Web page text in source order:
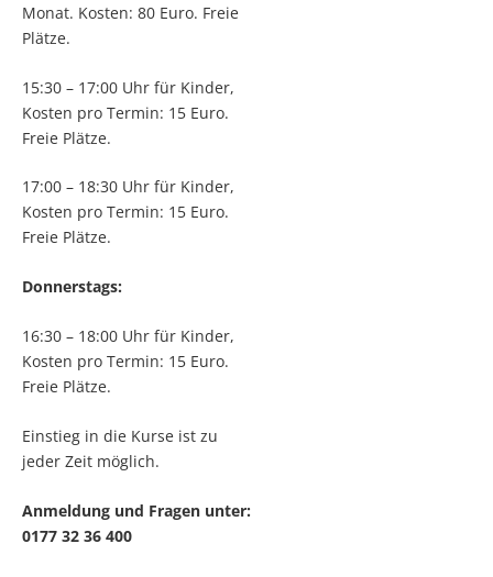
Monat. Kosten: 80 Euro. Freie
Plätze.
15:30 – 17:00 Uhr für Kinder,
Kosten pro Termin: 15 Euro.
Freie Plätze.
17:00 – 18:30 Uhr für Kinder,
Kosten pro Termin: 15 Euro.
Freie Plätze.
Donnerstags:
16:30 – 18:00 Uhr für Kinder,
Kosten pro Termin: 15 Euro.
Freie Plätze.
Einstieg in die Kurse ist zu
jeder Zeit möglich.
Anmeldung und Fragen unter:
0177 32 36 400